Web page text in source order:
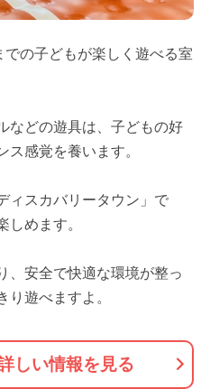
の子どもが楽しく遊べる室
などの遊具は、子どもの好
ス感覚を養います。
ィスカバリータウン」で
しめます。
、安全で快適な環境が整っ
り遊べますよ。
しい情報を見る